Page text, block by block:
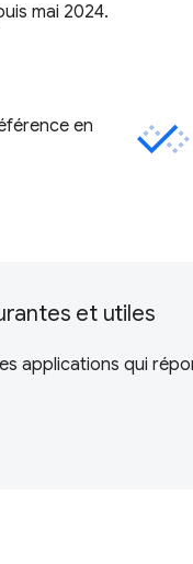
mai 2024.
en
et utiles
applications qui